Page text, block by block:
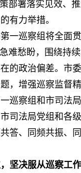
部署落实见效、
有力举措。
一巡察组将全面
难愁盼，围绕持
的政治偏差。市
，增强巡察监督精
巡察组和市司法
司法局党组和各
答、同频共振、
坚决服从巡察工作